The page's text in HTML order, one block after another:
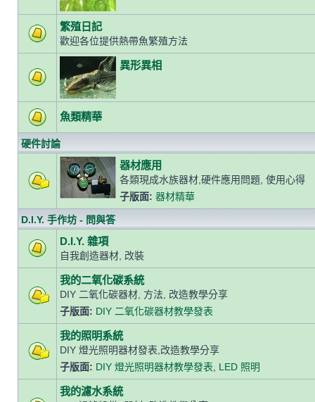
繁殖日記
歡迎各位提供熱帶魚繁殖方法
異形異相
魚類精華
硬件討論
器材應用
各類現成水族器材,硬件應用問題, 使用心得
子版面: 器材精華
D.I.Y. 手作坊 - 問與答
D.I.Y. 雜項
自我創造器材, 改裝
我的二氧化碳系統
DIY 二氧化碳器材, 方法, 改造教學分享
子版面: DIY 二氧化碳器材教學發表
我的照明系統
DIY 燈光照明器材發表,改造教學分享
子版面: DIY 燈光照明器材教學發表 LED 照明
我的濾水系統